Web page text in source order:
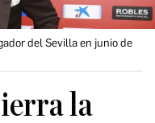
del Sevilla en junio de
la